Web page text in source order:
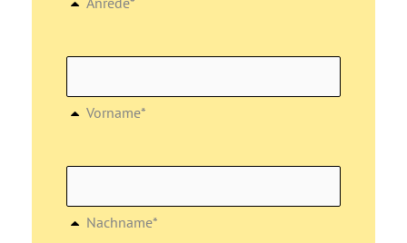
Vorname*
Nachname*